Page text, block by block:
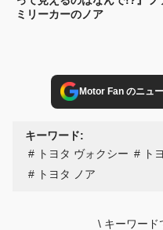
ミリーカーのノア
Motor Fan のニュ
キーワード:
トヨタ ヴォクシー
ト
トヨタ ノア
\ キーワード